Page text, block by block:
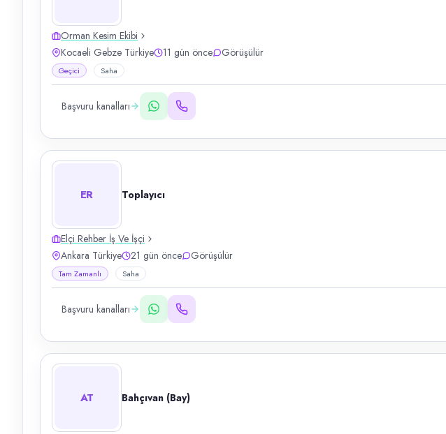
Orman Kesim Ekibi
Kocaeli Gebze Türkiye
11 gün önce Görüşülür
Geçici Saha
Başvuru kanalları
ER Toplayıcı
Elçi Rehber İş Ve İşçi
Ankara Türkiye
21 gün önce Görüşülür
Tam Zamanlı Saha
Başvuru kanalları
AT Bahçıvan (Bay)